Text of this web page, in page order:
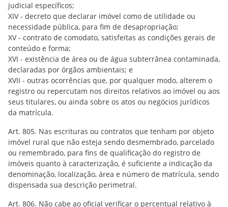
judicial específicos;
XIV - decreto que declarar imóvel como de utilidade ou
necessidade pública, para fim de desapropriação;
XV - contrato de comodato, satisfeitas as condições gerais de
conteúdo e forma;
XVI - existência de área ou de água subterrânea contaminada,
declaradas por órgãos ambientais; e
XVII - outras ocorrências que, por qualquer modo, alterem o
registro ou repercutam nos direitos relativos ao imóvel ou aos
seus titulares, ou ainda sobre os atos ou negócios jurídicos
da matrícula.
Art. 805. Nas escrituras ou contratos que tenham por objeto
imóvel rural que não esteja sendo desmembrado, parcelado
ou remembrado, para fins de qualificação do registro de
imóveis quanto à caracterização, é suficiente a indicação da
denominação, localização, área e número de matrícula, sendo
dispensada sua descrição perimetral.
Art. 806. Não cabe ao oficial verificar o percentual relativo à